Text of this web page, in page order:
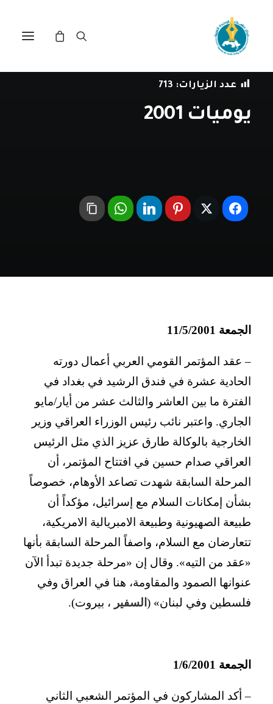
فيالمجتمع المدني
عدد الزيارات: 713
يوميات 2001
الجمعة 11/5/2001
– عقد المؤتمر القومي العربي أعمال دورته
الحادية عشرة في فندق الرشيد في بغداد في
الفترة ما بين العاشر والثالث عشر من أيار/مايو
الجاري. واعتبر نائب رئيس الوزراء العراقي وزير
الخارجية بالوكالة طارق عزيز الذي مثل الرئيس
العراقي صدام حسين في افتتاح المؤتمر، أن
المرحلة السابقة شهدت تصاعد الأوهام، خصوصاً
بشأن إمكانات السلام مع إسرائيل، مؤكداً أن
طبيعة الصهيونية وطبيعة الامبريالية الامريكية،
تتعارضان مع السلام، واصفاً المرحلة السابقة بأنها
«عقد من التيه». وقال إن «مرحلة جديدة تبدأ الآن
عنوانها الصمود والمقاومة، هنا في العراق وفي
فلسطين وفي لبنان» ( السفير ، بيروت).
الجمعة 1/6/2001
– أكد المشاركون في المؤتمر الشعبي الثاني